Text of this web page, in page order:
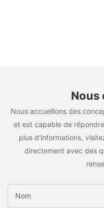
Nous
Nous accueillons des
et est capable de
plus d'informations,
directement avec des
Nom